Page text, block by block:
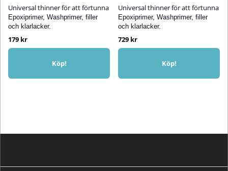
Universal thinner för att förtunna
Epoxiprimer, Washprimer, filler
och klarlacker.
179 kr
Köp!
Universal thinner för att förtunna
Epoxiprimer, Washprimer, filler
och klarlacker.
729 kr
Köp!